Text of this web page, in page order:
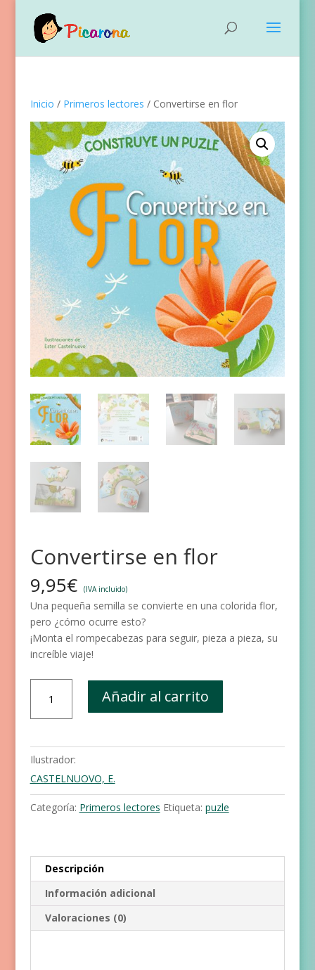
Inicio / Primeros lectores / Convertirse en flor
Convertirse en flor
9,95€ (IVA incluido)
Una pequeña semilla se convierte en una colorida flor,
pero ¿cómo ocurre esto?
¡Monta el rompecabezas para seguir, pieza a pieza, su
increíble viaje!
flor
Añadir al carrito
Ilustrador:
CASTELNUOVO, E.
Categoría: Primeros lectores Etiqueta: puzle
Descripción
Información adicional
Valoraciones (0)